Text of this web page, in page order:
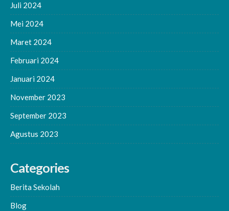
Juli 2024
Mei 2024
Maret 2024
Februari 2024
Januari 2024
November 2023
September 2023
Agustus 2023
Categories
Berita Sekolah
Blog